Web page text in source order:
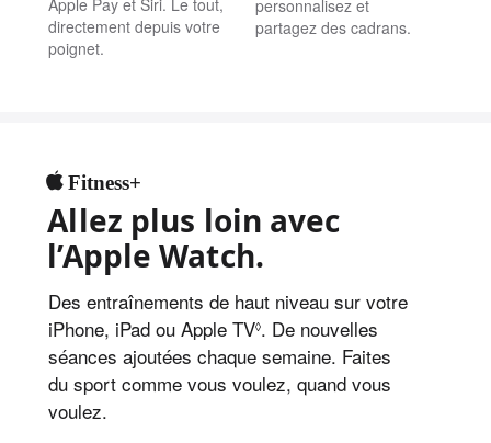
directement depuis votre
poignet.
personnalisez et
partagez des cadrans.
Fitness+
Allez plus loin avec
l’Apple Watch.
Des entraînements de haut niveau sur votre
iPhone, iPad ou Apple TV◊Voir
les
mentions
. De nouvelles
séances ajoutées chaque semaine. Faites
du sport comme vous voulez, quand vous
voulez.